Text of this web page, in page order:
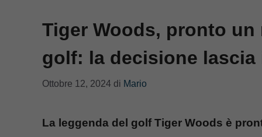
Tiger Woods, pronto
golf: la decisione lascia
Ottobre 12, 2024 di Mario
La leggenda del golf Tiger Woods è